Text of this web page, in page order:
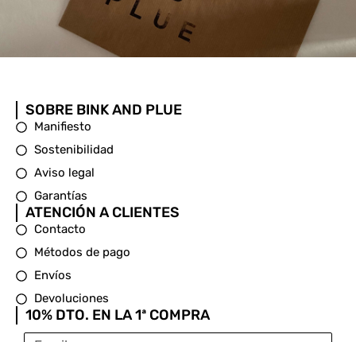
SOBRE BINK AND PLUE
Manifiesto
Sostenibilidad
Aviso legal
Garantías
ATENCIÓN A CLIENTES
Contacto
Métodos de pago
Envíos
Devoluciones
10% DTO. EN LA 1ª COMPRA